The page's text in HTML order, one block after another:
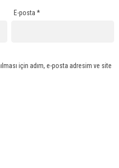
E-posta*
için adım, e-posta adresim ve site